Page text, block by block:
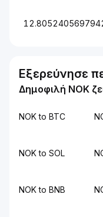
Εξερεύνησε
Δημοφιλή NOK
NOK to BTC
NOK to SOL
NOK to BNB